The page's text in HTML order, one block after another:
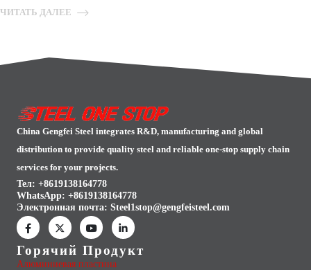
ЧИТАТЬ ДАЛЕЕ
China Gengfei Steel integrates R&D, manufacturing and global
distribution to provide quality steel and reliable one-stop supply chain
services for your projects.
Тел: +8619138164778
WhatsApp: +8619138164778
Электронная почта: Steel1stop@gengfeisteel.com
Горячий Продукт
Алюминиевая пластина